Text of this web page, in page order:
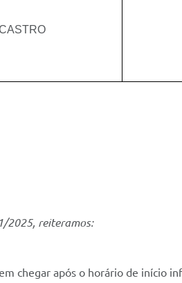
2025, reiteramos:
chegar após o horário de início